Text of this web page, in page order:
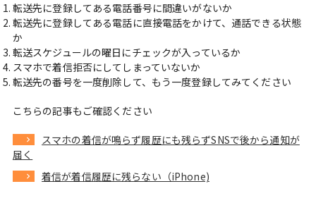
転送先に登録してある電話番号に間違いがないか
転送先に登録してある電話に直接電話をかけて、通話できる状態
か
転送スケジュールの曜日にチェックが入っているか
スマホで着信拒否にしてしまっていないか
転送先の番号を一度削除して、もう一度登録してみてください
こちらの記事もご確認ください
スマホの着信が鳴らず履歴にも残らずSNSで後から通知が
届く
着信が着信履歴に残らない（iPhone)